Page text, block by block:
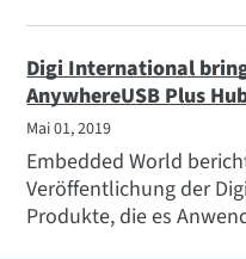
die Möglichkeit, sich
ohne die Geräte
umstellen zu müssen.
Digi International
AnywhereUSB Plus
Mai 01, 2019
Embedded World
Veröffentlichung der
Produkte, die es